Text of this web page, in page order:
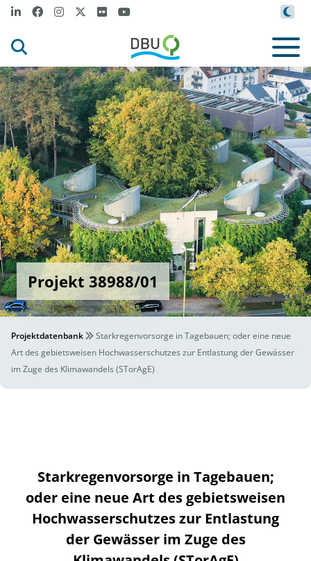
Projekt 38988/01
Projektdatenbank
Starkregenvorsorge in Tagebauen; oder eine neue
Art des gebietsweisen Hochwasserschutzes zur Entlastung der Gewässer
im Zuge des Klimawandels (STorAgE)
Starkregenvorsorge in Tagebauen;
oder eine neue Art des gebietsweisen
Hochwasserschutzes zur Entlastung
der Gewässer im Zuge des